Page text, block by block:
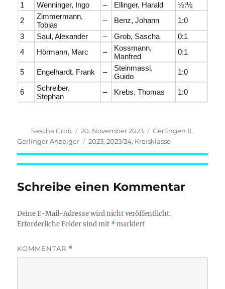
1 Wenninger, Ingo – Ellinger, Harald
½:½
2
Zimmermann,
Tobias
– Benz, Johann
1:0
3
Saul, Alexander – Grob, Sascha
0:1
4
Hörmann, Marc –
Kossmann,
Manfred
0:1
5 Engelhardt, Frank –
Steinmassl,
Guido
1:0
6
Schreiber,
Stephan
– Krebs, Thomas 1:0
Autor
Sascha Grob
Veröffentlicht
am
20. November 2023 Kategorien
Gerlingen II,
Gerlinger Anzeiger
Schlagwörter
2023,2023/24, Kreisklasse
Schreibe einen Kommentar
Deine E-Mail-Adresse wird nicht veröffentlicht.
Erforderliche Felder sind mit *markiert
KOMMENTAR *